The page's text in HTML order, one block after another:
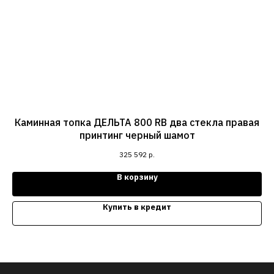
Каминная топка ДЕЛЬТА 800 RB два стекла правая
принтинг черный шамот
325 592 р.
В корзину
Купить в кредит